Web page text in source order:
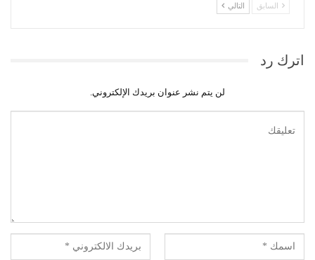
السابق التالي
اترك رد
لن يتم نشر عنوان بريدك الإلكتروني.